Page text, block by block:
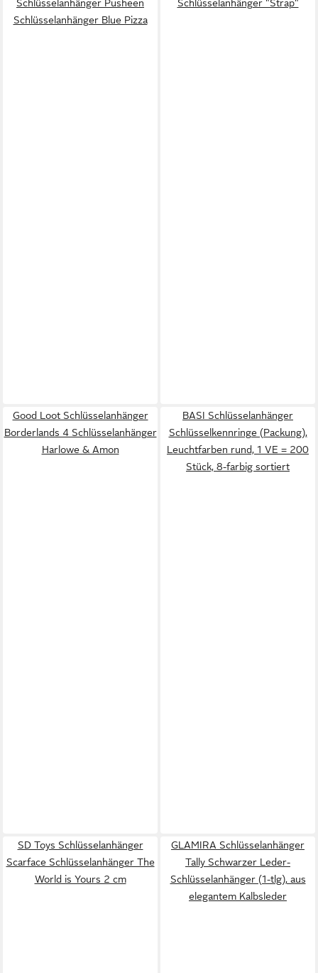
Schlüsselanhänger Pusheen
Schlüsselanhänger Blue Pizza
Schlüsselanhänger "Strap"
Good Loot Schlüsselanhänger
Borderlands 4 Schlüsselanhänger
Harlowe & Amon
BASI Schlüsselanhänger
Schlüsselkennringe (Packung),
Leuchtfarben rund, 1 VE = 200
Stück, 8-farbig sortiert
SD Toys Schlüsselanhänger
Scarface Schlüsselanhänger The
World is Yours 2 cm
GLAMIRA Schlüsselanhänger
Tally Schwarzer Leder-
Schlüsselanhänger (1-tlg), aus
elegantem Kalbsleder